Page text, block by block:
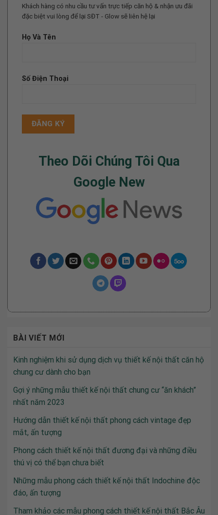
Khách hàng có nhu cầu tư vấn trực tiếp căn hộ & nhận ưu đãi
đặc biệt vui lòng để lại SĐT - Glow sẽ liên hệ lại
Họ Và Tên
Số Điện Thoại
Theo Dõi Chúng Tôi Qua
Google New
BÀI VIẾT MỚI
Kinh nghiệm khi sử dụng dịch vụ thiết kế nội thất căn hộ
chung cư dành cho bạn
Gợi ý những mẫu thiết kế nội thất chung cư “ăn khách”
nhất năm 2023
Hướng dẫn thiết kế nội thất phong cách vintage đẹp
mắt, ấn tượng
Phong cách thiết kế nội thất đương đại và những điều
thú vị có thể bạn chưa biết
Những mẫu phong cách thiết kế nội thất Indochine độc
đáo, ấn tượng
Tham khảo các mẫu phong cách thiết kế nội thất Bắc Âu